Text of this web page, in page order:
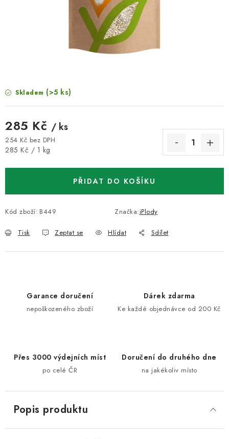
Reklamace a vrácení zboží
Skladem (>5 ks)
285 Kč / ks
254 Kč bez DPH
Měrná cena:
285 Kč / 1 kg
PŘIDAT DO KOŠÍKU
Kód zboží: B449 Značka:iPlody
Tisk Zeptat se Hlídat Sdílet
Garance doručení
nepoškozeného zboží
Dárek zdarma
Ke každé objednávce od 200 Kč
Přes 3000 výdejních míst
po celé ČR
Doručení do druhého dne
na jakékoliv místo
Popis produktu